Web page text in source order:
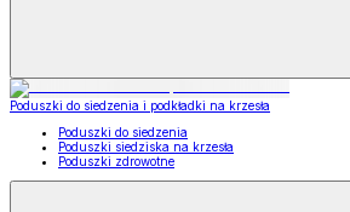
Poduszki do siedzenia i podkładki na krzesła
Poduszki do siedzenia
Poduszki siedziska na krzesła
Poduszki zdrowotne